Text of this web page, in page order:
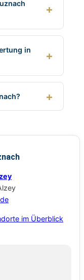
in
im Überblick